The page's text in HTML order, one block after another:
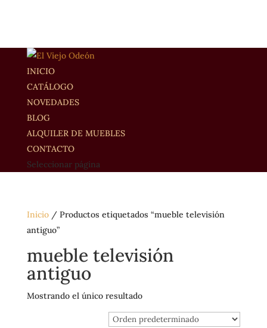
INICIO
CATÁLOGO
NOVEDADES
BLOG
ALQUILER DE MUEBLES
CONTACTO
Seleccionar página
Inicio/ Productos etiquetados “mueble televisión
antiguo”
mueble televisión
antiguo
Mostrando el único resultado